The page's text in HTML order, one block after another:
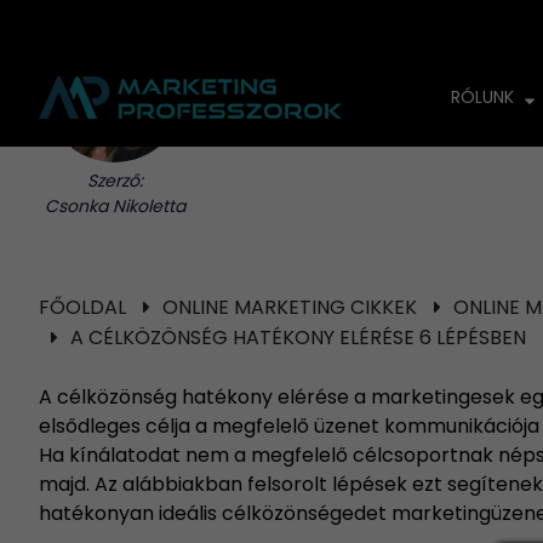
RÓLUNK
Szerző:
Csonka Nikoletta
FŐOLDAL ONLINE MARKETING CIKKEK
ONLINE
A CÉLKÖZÖNSÉG HATÉKONY ELÉRÉSE 6 LÉPÉSBEN
A célközönség hatékony elérése a marketingesek
elsődleges célja a megfelelő üzenet
Ha kínálatodat nem a megfelelő célcsoportnak
majd. Az alábbiakban felsorolt lépések ezt
hatékonyan ideális célközönségedet